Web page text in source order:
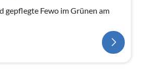
gepflegte Fewo im Grünen am